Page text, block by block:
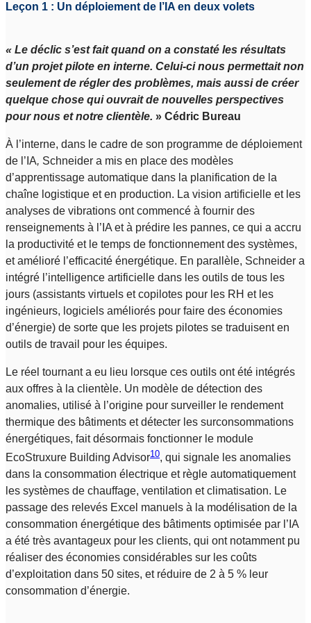
Leçon 1 : Un déploiement de l’IA en deux volets
« Le déclic s’est fait quand on a constaté les résultats
d’un projet pilote en interne. Celui-ci nous permettait non
seulement de régler des problèmes, mais aussi de créer
quelque chose qui ouvrait de nouvelles perspectives
pour nous et notre clientèle. » Cédric Bureau
À l’interne, dans le cadre de son programme de déploiement
de l’IA, Schneider a mis en place des modèles
d’apprentissage automatique dans la planification de la
chaîne logistique et en production. La vision artificielle et les
analyses de vibrations ont commencé à fournir des
renseignements à l’IA et à prédire les pannes, ce qui a accru
la productivité et le temps de fonctionnement des systèmes,
et amélioré l’efficacité énergétique. En parallèle, Schneider a
intégré l’intelligence artificielle dans les outils de tous les
jours (assistants virtuels et copilotes pour les RH et les
ingénieurs, logiciels améliorés pour faire des économies
d’énergie) de sorte que les projets pilotes se traduisent en
outils de travail pour les équipes.
Le réel tournant a eu lieu lorsque ces outils ont été intégrés
aux offres à la clientèle. Un modèle de détection des
anomalies, utilisé à l’origine pour surveiller le rendement
thermique des bâtiments et détecter les surconsommations
énergétiques, fait désormais fonctionner le module
EcoStruxure Building Advisor10, qui signale les anomalies
dans la consommation électrique et règle automatiquement
les systèmes de chauffage, ventilation et climatisation. Le
passage des relevés Excel manuels à la modélisation de la
consommation énergétique des bâtiments optimisée par l’IA
a été très avantageux pour les clients, qui ont notamment pu
réaliser des économies considérables sur les coûts
d’exploitation dans 50 sites, et réduire de 2 à 5 % leur
consommation d’énergie.